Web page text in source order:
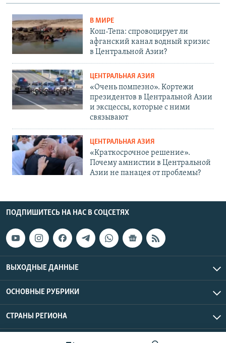
В МИРЕ
Кош-Тепа: спровоцирует ли
афганский канал водный кризис
в Центральной Азии?
ЦЕНТРАЛЬНАЯ АЗИЯ
«Очень помпезно». Кортежи
президентов в Центральной Азии
и эксцессы, которые с ними
связывают
ЦЕНТРАЛЬНАЯ АЗИЯ
«Краткосрочное решение».
Почему амнистии в Центральной
Азии не панацея от проблемы?
ПОДПИШИТЕСЬ НА НАС В СОЦСЕТЯХ
ВЫХОДНЫЕ ДАННЫЕ
ОСНОВНЫЕ РУБРИКИ
СТРАНЫ РЕГИОНА